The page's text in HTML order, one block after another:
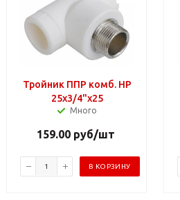
Тройник ППР комб. НР
25х3/4"х25
Много
159.00руб/шт
В КОРЗИНУ